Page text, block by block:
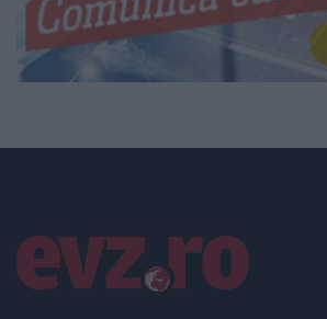
Linkuri utile